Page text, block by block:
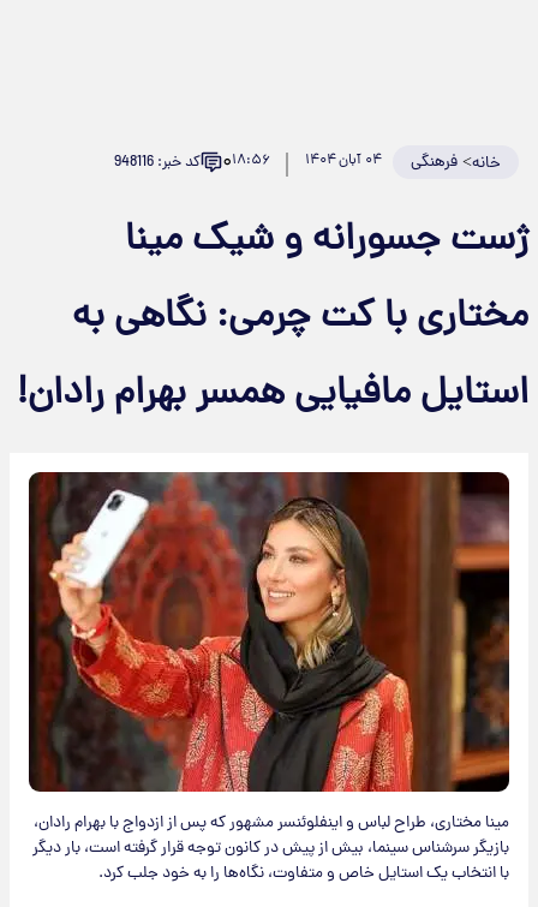
خانه>فرهنگی ۰۴ آبان ۱۴۰۴ ۱۸:۵۶۰ کد خبر: 948116
ژست جسورانه و شیک مینا
مختاری با کت چرمی: نگاهی به
استایل مافیایی همسر بهرام رادان!
مینا مختاری، طراح لباس و اینفلوئنسر مشهور که پس از ازدواج با بهرام رادان،
بازیگر سرشناس سینما، بیش از پیش در کانون توجه قرار گرفته است، بار دیگر
با انتخاب یک استایل خاص و متفاوت، نگاه‌ها را به خود جلب کرد.